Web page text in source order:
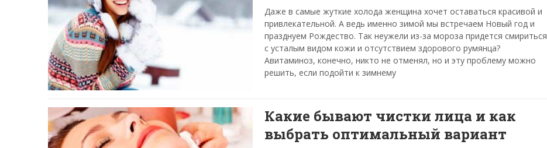
Даже в самые жуткие холода женщина хочет оставаться красивой и
привлекательной. А ведь именно зимой мы встречаем Новый год и
празднуем Рождество. Так неужели из-за мороза придется смириться
с усталым видом кожи и отсутствием здорового румянца?
Авитаминоз, конечно, никто не отменял, но и эту проблему можно
решить, если подойти к зимнему
Какие бывают чистки лица и как
выбрать оптимальный вариант